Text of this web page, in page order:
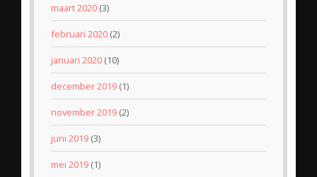
maart 2020 (3)
februari 2020 (2)
januari 2020 (10)
december 2019 (1)
november 2019 (2)
juni 2019 (3)
mei 2019 (1)